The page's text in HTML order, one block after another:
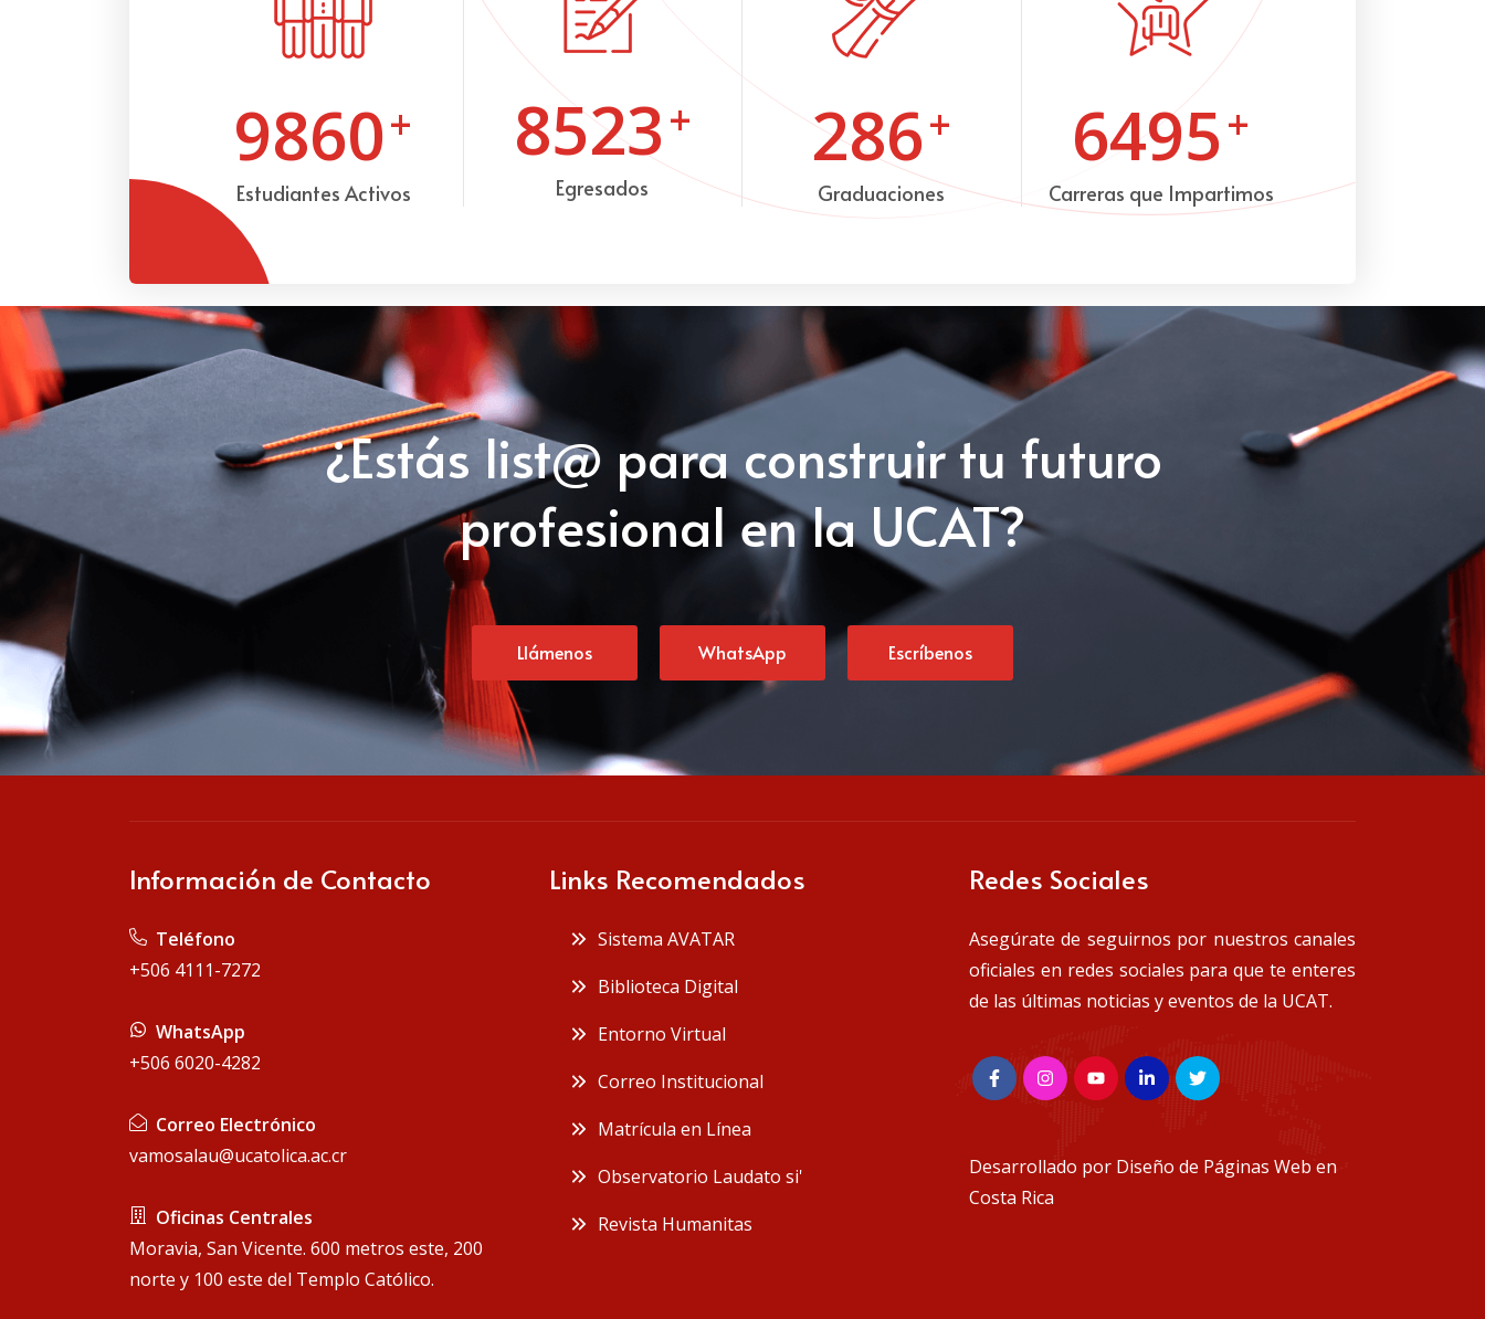
9860+
Estudiantes Activos
8523+
Egresados
286+
Graduaciones
6495+
Carreras que Impartimos
¿Estás list@ para construir tu futuro
profesional en la UCAT?
Llámenos WhatsApp Escríbenos
Información de Contacto
Teléfono
+506 4111-7272
WhatsApp
+506 6020-4282
Correo Electrónico
vamosalau@ucatolica.ac.cr
Oficinas Centrales
Moravia, San Vicente. 600 metros este, 200
norte y 100 este del Templo Católico.
Links Recomendados
Sistema AVATAR
Biblioteca Digital
Entorno Virtual
Correo Institucional
Matrícula en Línea
Observatorio Laudato si'
Revista Humanitas
Redes Sociales
Asegúrate de seguirnos por nuestros canales
oficiales en redes sociales para que te enteres
de las últimas noticias y eventos de la UCAT.
Desarrollado por Diseño de Páginas Web en
Costa Rica